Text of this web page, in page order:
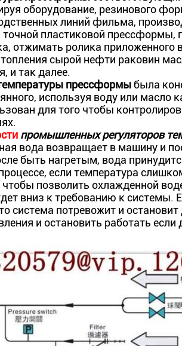
оборудование, резинового
линий фильма,
пластиковой
отжимать ролика приложенного
сырой нефти раковин
и так далее.
прессформыбыла
используя воду или масло
для того чтобы
промышленных регуляторов
вода возвращает в машину и
быть нагретым, вода
если температура
позволить охлажденной
вниз к требованию к системы.
система потревожит и
и остановить работать